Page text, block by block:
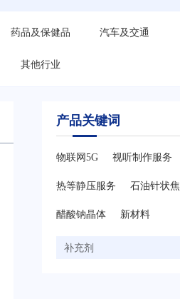
药品及保健品 汽车及交通
其他行业
产品关键词
物联网5G 视听制作服务
热等静压服务 石油针状焦
醋酸钠晶体 新材料